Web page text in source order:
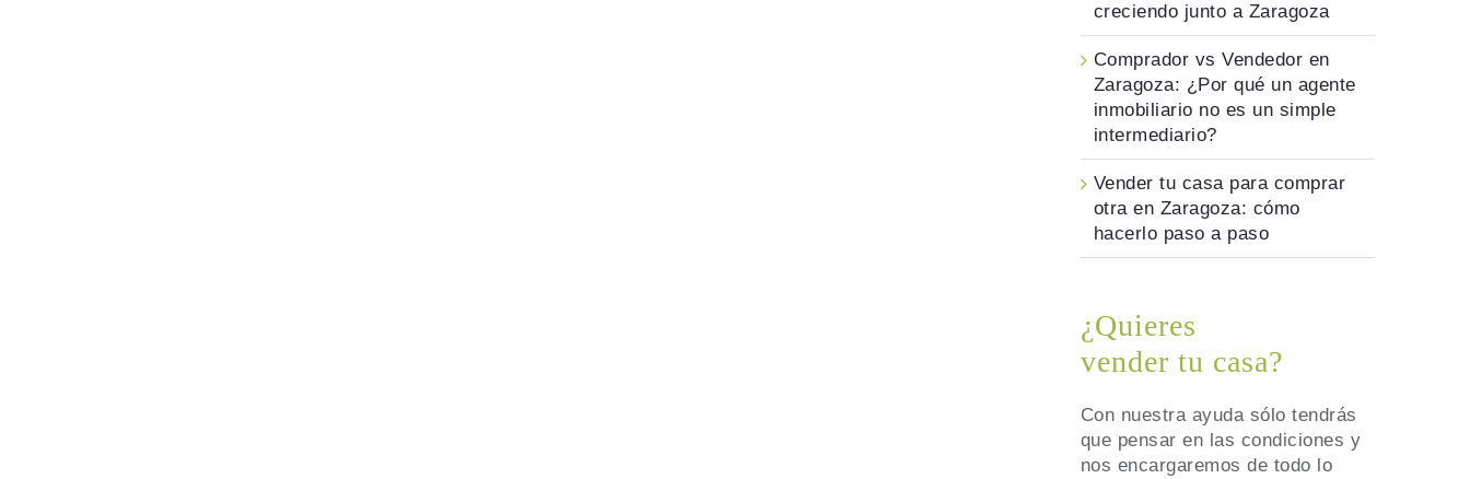
creciendo junto a Zaragoza
Comprador vs Vendedor en
Zaragoza: ¿Por qué un agente
inmobiliario no es un simple
intermediario?
Vender tu casa para comprar
otra en Zaragoza: cómo
hacerlo paso a paso
¿Quieres
vender tu casa?
Con nuestra ayuda sólo tendrás
que pensar en las condiciones y
nos encargaremos de todo lo